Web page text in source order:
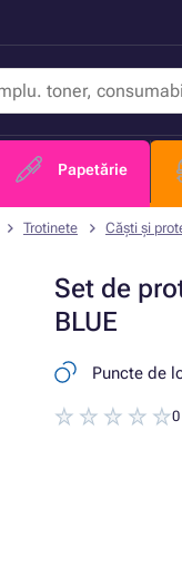
Papetărie
Trotinete Căști și
Set de
BLUE
Puncte de